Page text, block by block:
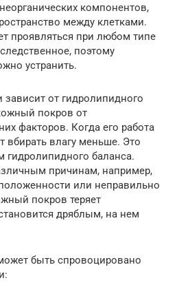
компонентов,
между клетками.
проявляться при любом типе
поэтому
устранить.
от гидролипидного
покров от
факторов. Когда его работа
вбирать влагу меньше. Это
гидролипидного баланса.
причинам, например,
или неправильно
покров теряет
дряблым, на нем
быть спровоцировано